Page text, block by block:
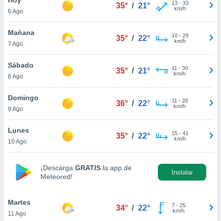
y
en
más
de
cookies
aceptar
6 Ago
35° / 21° 13- 33
km/h
Mañana
7 Ago
35° / 22° 10- 29
km/h
Sábado
8 Ago
35° / 21° 11 - 30
km/h
Domingo
9 Ago
36° / 22° 11 - 28
km/h
Lunes
10 Ago
35° / 22° 15- 41
km/h
¡Descarga GRATIS la app de
Meteored!
Instalar
Martes
11 Ago
34° / 22° 7- 25
km/h